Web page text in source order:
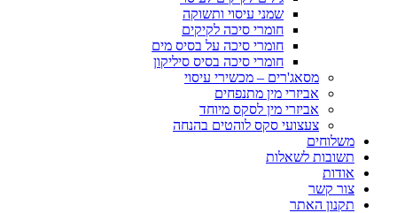
שמני עיסוי ותשוקה
חומרי סיכה לקיקים
חומרי סיכה על בסיס מים
חומרי סיכה בסיס סיליקון
מסאג'רים – מכשירי עיסוי
אביזרי מין מתנפחים
אביזרי מין לסקס מיוחד
צעצועי סקס לוהטים בהנחה
משלוחים
תשובות לשאלות
אודות
צור קשר
תקנון האתר